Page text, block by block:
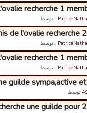
recherche 1
توسط
de l'ovalie recherche
توسط
recherche 1
توسط
guilde sympa,active
توسط
une guilde pour